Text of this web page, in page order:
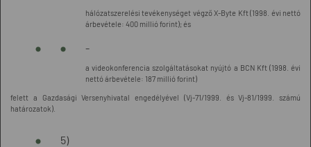
hálózatszerelési tevékenységet végző X-Byte Kft (1998. évi nettó
árbevétele: 400 millió forint); és
-
a videokonferencia szolgáltatásokat nyújtó a BCN Kft (1998. évi
nettó árbevétele: 187 millió forint)
felett a Gazdasági Versenyhivatal engedélyével (Vj-71/1999. és Vj-81/1999. számú
határozatok).
5)